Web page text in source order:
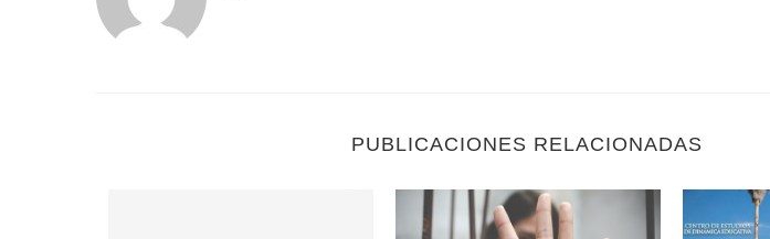
PUBLICACIONES RELACIONADAS